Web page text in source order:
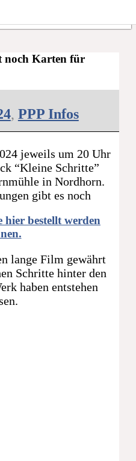
E. V.
noch Karten für
, PPP Infos
jeweils um 20 Uhr
“Kleine Schritte”
in Nordhorn.
gibt es noch
bestellt werden
lange Film gewährt
Schritte hinter den
haben entstehen